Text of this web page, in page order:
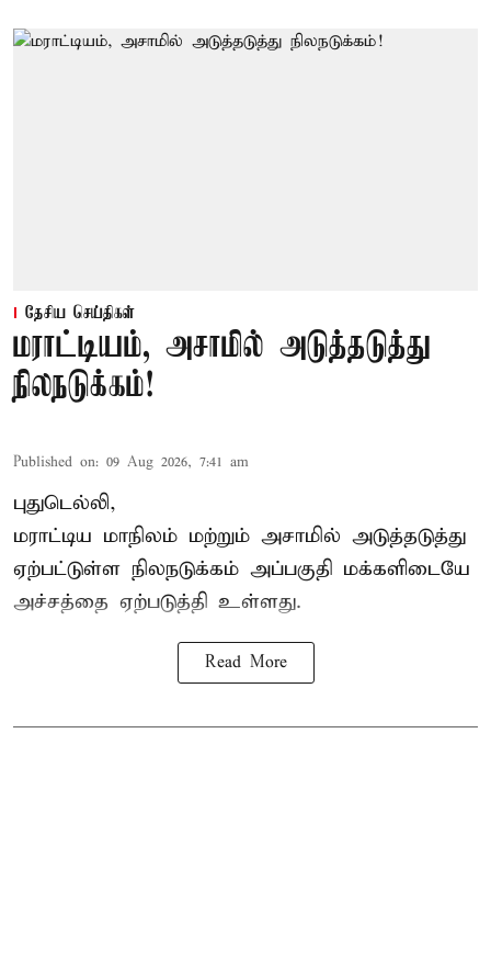
தேசிய செய்திகள்
மராட்டியம், அசாமில் அடுத்தடுத்து
நிலநடுக்கம்!
Published on: 09 Aug 2026, 7:41 am
புதுடெல்லி,
மராட்டிய மாநிலம் மற்றும் அசாமில் அடுத்தடுத்து
ஏற்பட்டுள்ள நிலநடுக்கம் அப்பகுதி மக்களிடையே
அச்சத்தை ஏற்படுத்தி உள்ளது.
Read More